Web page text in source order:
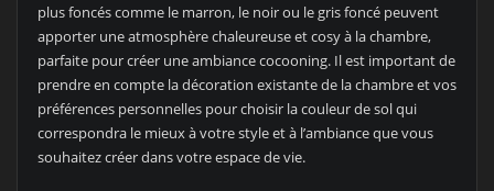
plus foncés comme le marron, le noir ou le gris foncé peuvent
apporter une atmosphère chaleureuse et cosy à la chambre,
parfaite pour créer une ambiance cocooning. Il est important de
prendre en compte la décoration existante de la chambre et vos
préférences personnelles pour choisir la couleur de sol qui
correspondra le mieux à votre style et à l’ambiance que vous
souhaitez créer dans votre espace de vie.